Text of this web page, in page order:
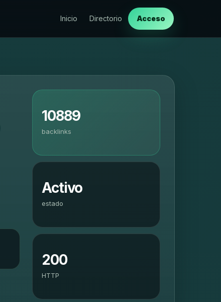
Inicio Directorio Acceso
10889
backlinks
Activo
estado
200
HTTP